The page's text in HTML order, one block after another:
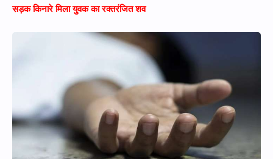
सड़क किनारे मिला युवक का रक्तरंजित शव